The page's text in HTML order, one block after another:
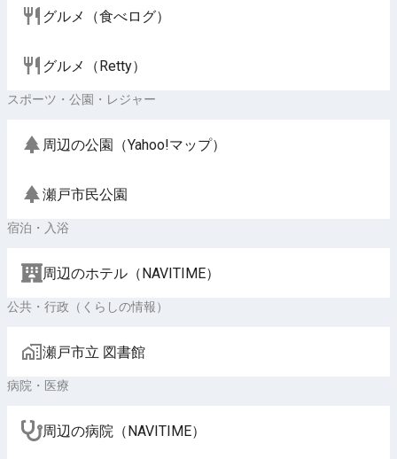
グルメ（食べログ）
グルメ（Retty）
スポーツ・公園・レジャー
周辺の公園（Yahoo!マップ）
瀬戸市民公園
宿泊・入浴
周辺のホテル（NAVITIME）
公共・行政（くらしの情報）
瀬戸市立 図書館
病院・医療
周辺の病院（NAVITIME）